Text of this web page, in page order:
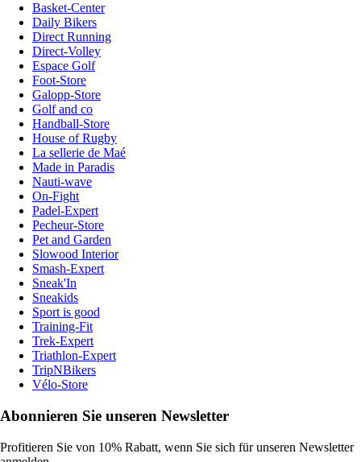
Basket-Center
Daily Bikers
Direct Running
Direct-Volley
Espace Golf
Foot-Store
Galopp-Store
Golf and co
Handball-Store
House of Rugby
La sellerie de Maé
Made in Paradis
Nauti-wave
On-Fight
Padel-Expert
Pecheur-Store
Pet and Garden
Slowood Interior
Smash-Expert
Sneak'In
Sneakids
Sport is good
Training-Fit
Trek-Expert
Triathlon-Expert
TripNBikers
Vélo-Store
Abonnieren Sie unseren Newsletter
Profitieren Sie von 10% Rabatt, wenn Sie sich für unseren Newsletter